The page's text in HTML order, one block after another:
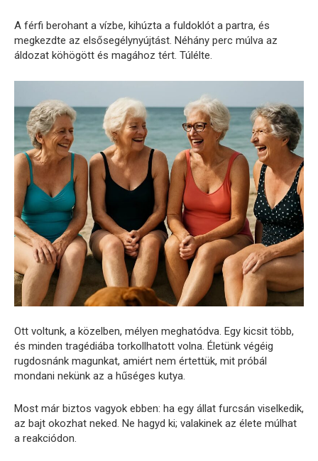
A férfi berohant a vízbe, kihúzta a fuldoklót a partra, és
megkezdte az elsősegélynyújtást. Néhány perc múlva az
áldozat köhögött és magához tért. Túlélte.
Ott voltunk, a közelben, mélyen meghatódva. Egy kicsit több,
és minden tragédiába torkollhatott volna. Életünk végéig
rugdosnánk magunkat, amiért nem értettük, mit próbál
mondani nekünk az a hűséges kutya.
Most már biztos vagyok ebben: ha egy állat furcsán viselkedik,
az bajt okozhat neked. Ne hagyd ki; valakinek az élete múlhat
a reakciódon.